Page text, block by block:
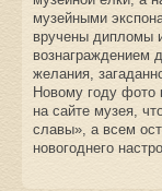
музейными
вручены дипломы
вознаграждением
желания,
Новому году фото
на сайте музея,
славы», а всем
новогоднего